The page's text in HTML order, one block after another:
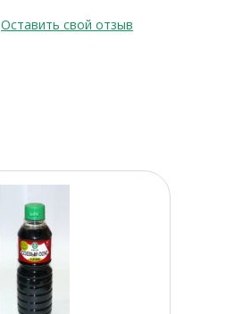
Оставить свой отзыв